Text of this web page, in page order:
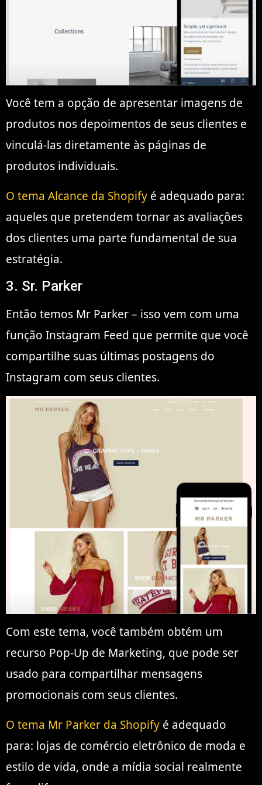
Você tem a opção de apresentar imagens de
produtos nos depoimentos de seus clientes e
vinculá-las diretamente às páginas de
produtos individuais.
O tema Alcance da Shopify é adequado para:
aqueles que pretendem tornar as avaliações
dos clientes uma parte fundamental de sua
estratégia.
3. Sr. Parker
Então temos Mr Parker – isso vem com uma
função Instagram Feed que permite que você
compartilhe suas últimas postagens do
Instagram com seus clientes.
Com este tema, você também obtém um
recurso Pop-Up de Marketing, que pode ser
usado para compartilhar mensagens
promocionais com seus clientes.
O tema Mr Parker da Shopify é adequado
para: lojas de comércio eletrônico de moda e
estilo de vida, onde a mídia social realmente